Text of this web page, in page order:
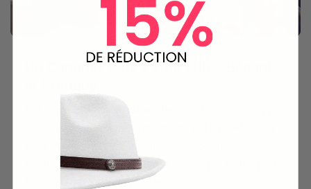
Un Canotier Pour Petite Fille, Élégant
canotier assure une
la plupart des fillettes. Il est conçu pour être porté
lors des saisons de printemps, d’été et